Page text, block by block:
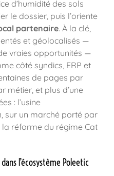
d’humidité des sols
le dossier, puis l’oriente
partenaire. À la clé,
et géolocalisés —
vraies opportunités —
côté syndics, ERP et
de pages par
métier, et plus d’une
: l’usine
sur un marché porté par
la réforme du régime Cat
l’écosystème Poleetic